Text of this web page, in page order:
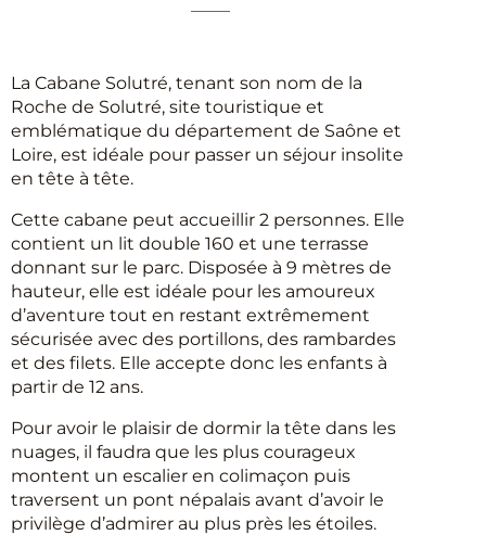
La Cabane Solutré, tenant son nom de la
Roche de Solutré, site touristique et
emblématique du département de Saône et
Loire, est idéale pour passer un séjour insolite
en tête à tête.
Cette cabane peut accueillir 2 personnes. Elle
contient un lit double 160 et une terrasse
donnant sur le parc. Disposée à 9 mètres de
hauteur, elle est idéale pour les amoureux
d’aventure tout en restant extrêmement
sécurisée avec des portillons, des rambardes
et des filets. Elle accepte donc les enfants à
partir de 12 ans.
Pour avoir le plaisir de dormir la tête dans les
nuages, il faudra que les plus courageux
montent un escalier en colimaçon puis
traversent un pont népalais avant d’avoir le
privilège d’admirer au plus près les étoiles.